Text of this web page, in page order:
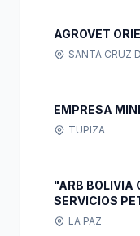
AGROVET
SANTA CRUZ
EMPRESA
TUPIZA
"ARB BOLIVIA
SERVICIOS
LA PAZ